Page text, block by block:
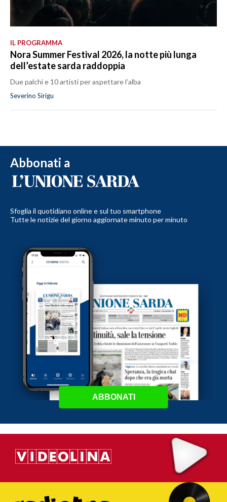
IL PROGRAMMA
Nora Summer Festival 2026, la notte più lunga
dell’estate sarda raddoppia
Due palchi e 10 artisti per aspettare l’alba
Severino Sirigu
Abbonati a
Sfoglia il quotidiano online e sul tuo smartphone
Tutte le notizie del giorno aggiornate minuto per minuto
ABBONATI